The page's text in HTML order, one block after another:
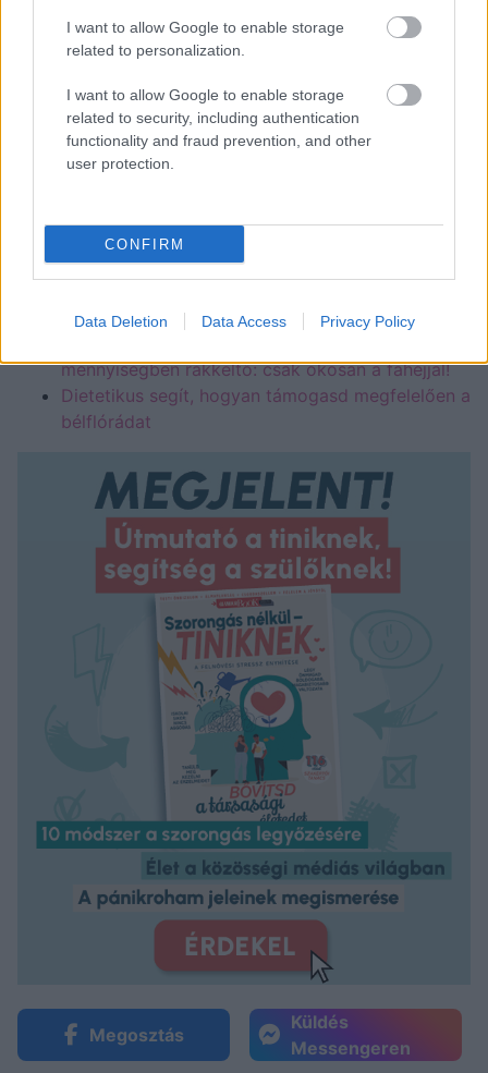
I want to allow Google to enable storage
related to personalization.
I want to allow Google to enable storage
related to security, including authentication
functionality and fraud prevention, and other
user protection.
CONFIRM
Data Deletion Data Access Privacy Policy
természetes légfrissítőként is használhatod. Kell
ennél több ok, hogy mindig tarts belőle otthon egy
csomaggal?
Forrás:healthshots.com,webmd.com,
healthifyme.com
egészségedért:
ha nagyon stresszes vagy
mennyiségben rákkeltő: csak okosan a fahéjjal!
Dietetikus segít, hogyan támogasd megfelelően a
bélflórádat
Megosztás
Küldés
Messengeren